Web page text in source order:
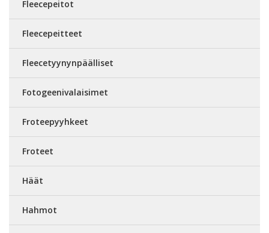
Fleecepeitot
Fleecepeitteet
Fleecetyynynpäälliset
Fotogeenivalaisimet
Froteepyyhkeet
Froteet
Häät
Hahmot